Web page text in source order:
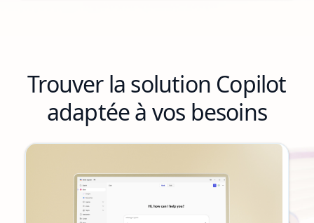
Trouver la solution Copilot
adaptée à vos besoins